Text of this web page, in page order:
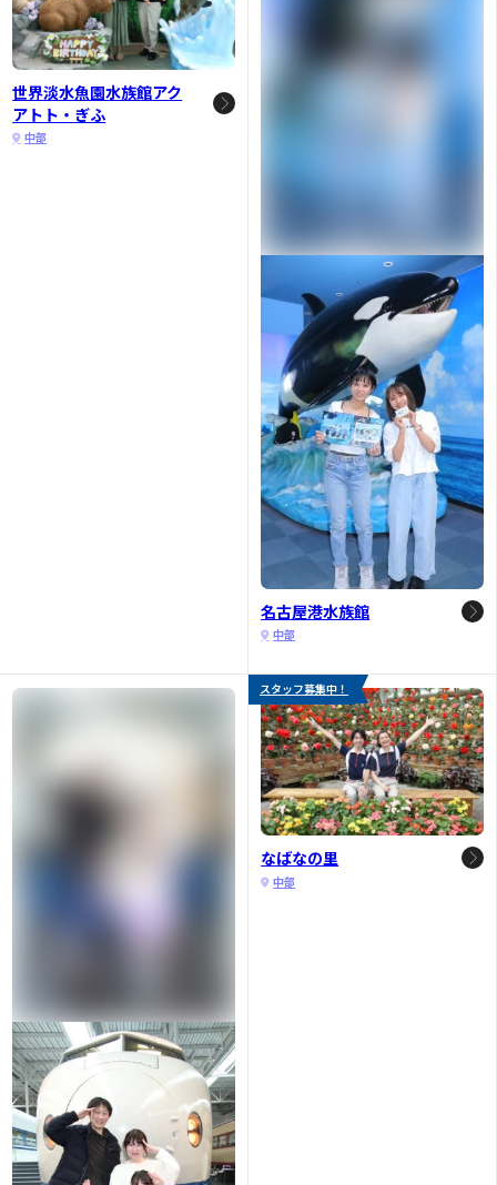
世界淡水魚園水族館アク
アトト・ぎふ
中部
名古屋港水族館
中部
スタッフ募集中！
なばなの里
中部